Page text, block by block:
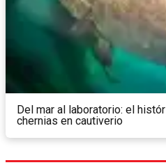
Del mar al laboratorio: el
chernias en cautiverio